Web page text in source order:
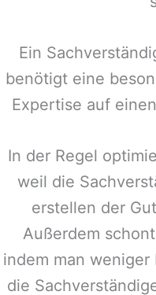
Ein
benötigt eine
Expertise auf
In der Regel
weil die
erstellen der
Außerdem
indem man
die